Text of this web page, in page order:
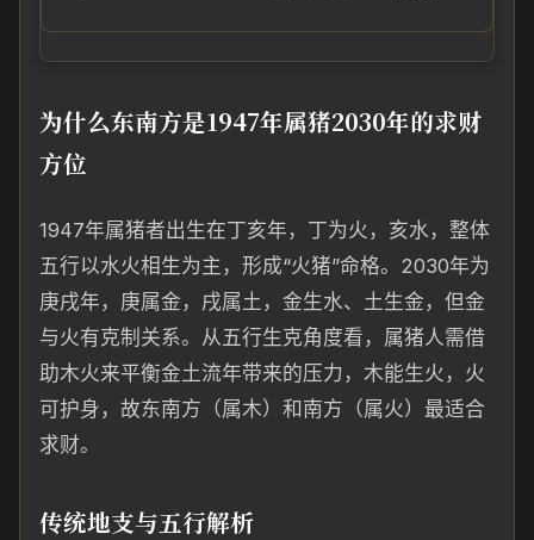
为什么东南方是1947年属猪2030年的求财
方位
1947年属猪者出生在丁亥年，丁为火，亥水，整体
五行以水火相生为主，形成“火猪”命格。2030年为
庚戌年，庚属金，戌属土，金生水、土生金，但金
与火有克制关系。从五行生克角度看，属猪人需借
助木火来平衡金土流年带来的压力，木能生火，火
可护身，故东南方（属木）和南方（属火）最适合
求财。
传统地支与五行解析